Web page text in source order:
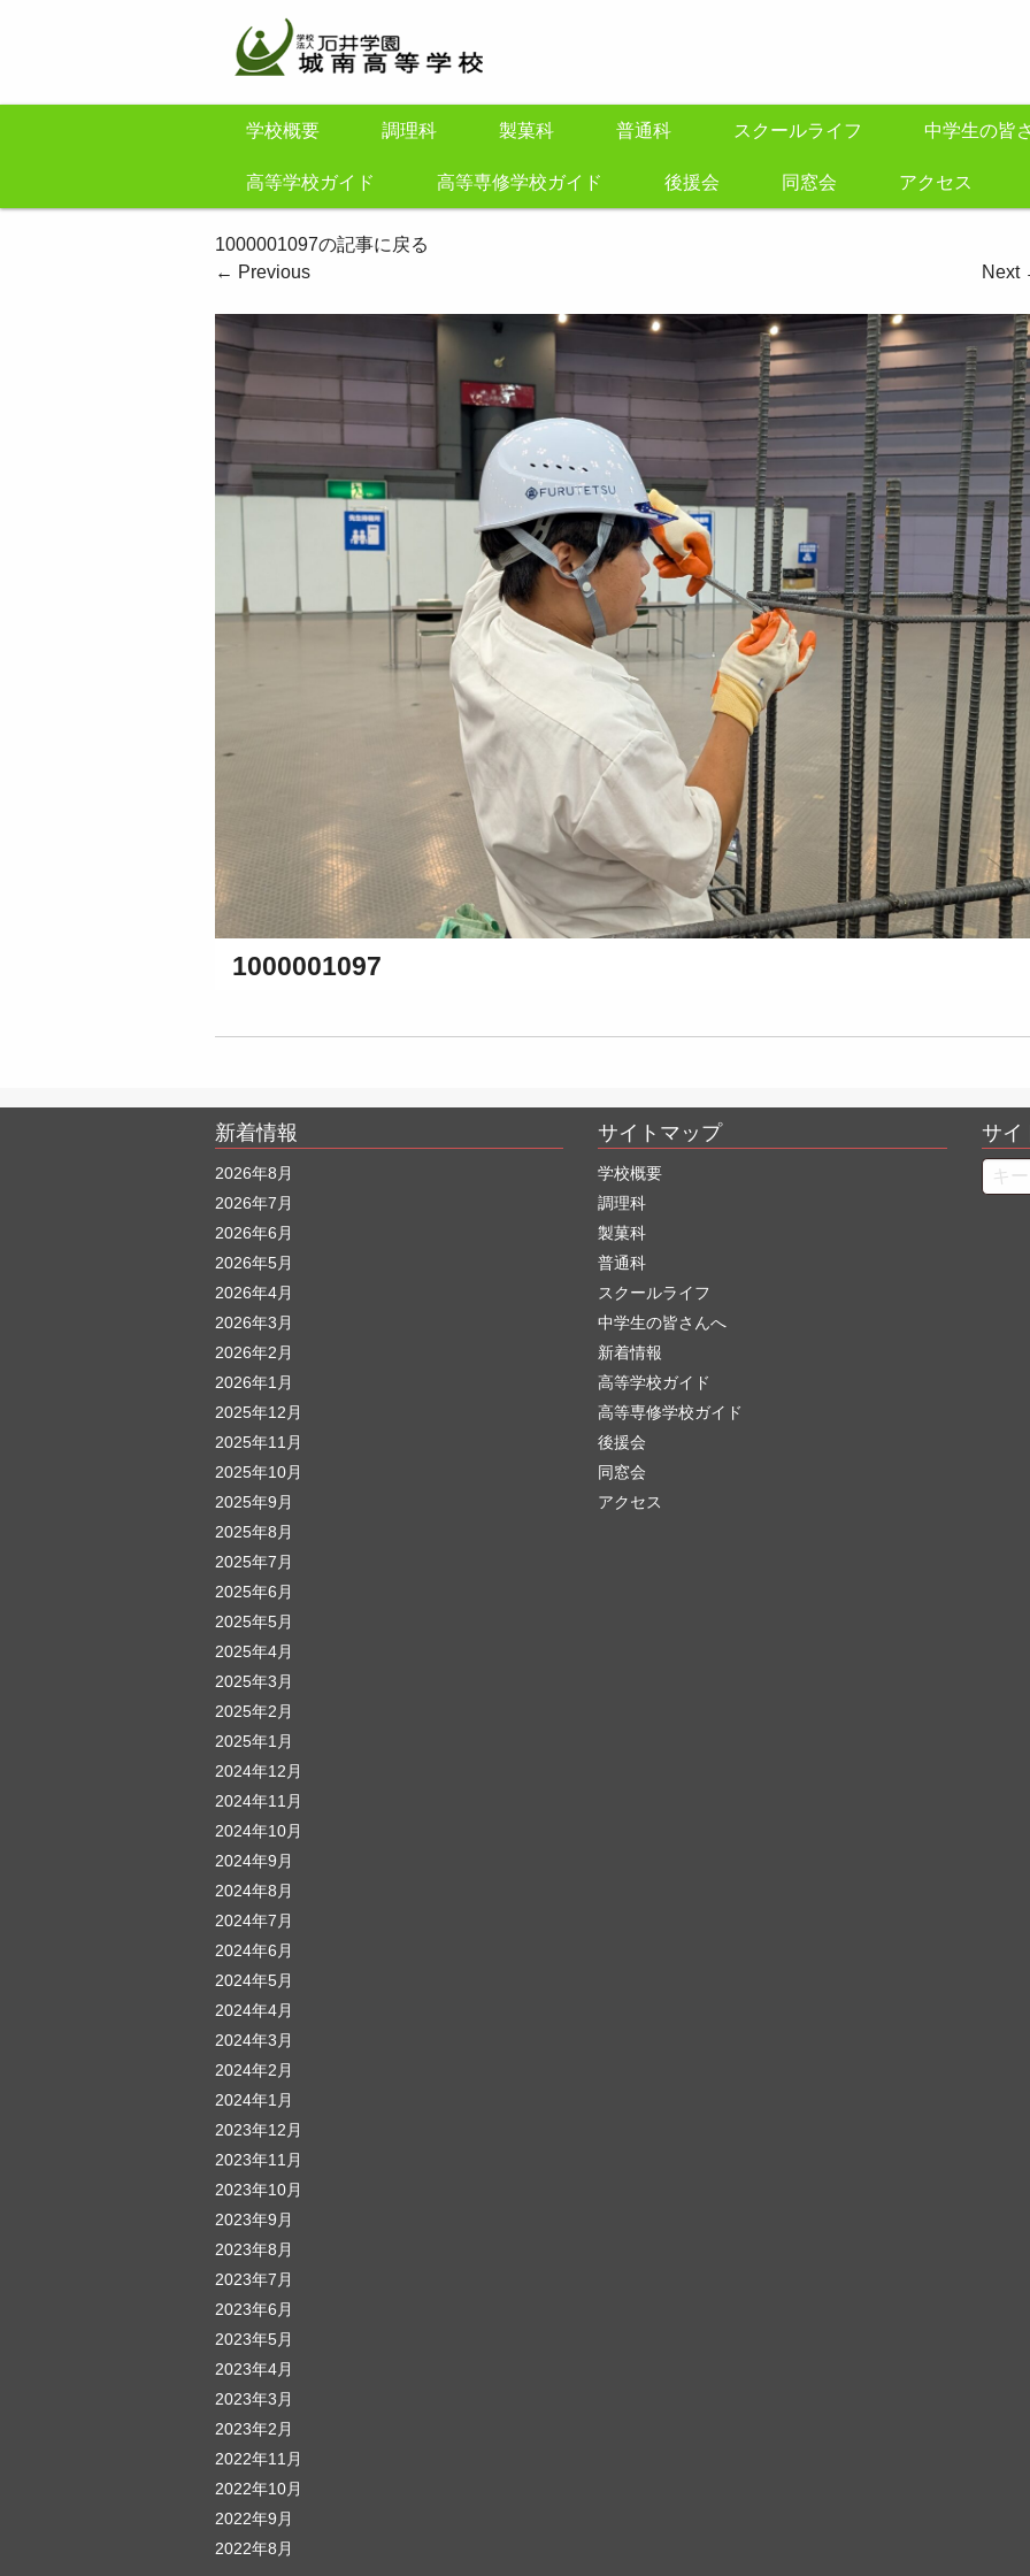
学校概要 調理科 製菓科 普通科 スクールライフ 中学生の皆
高等学校ガイド 高等専修学校ガイド 後援会 同窓会 アクセス
1000001097の記事に戻る
← Previous Next
1000001097
新着情報
2026年8月
2026年7月
2026年6月
2026年5月
2026年4月
2026年3月
2026年2月
2026年1月
2025年12月
2025年11月
2025年10月
2025年9月
2025年8月
2025年7月
2025年6月
2025年5月
2025年4月
2025年3月
2025年2月
2025年1月
2024年12月
2024年11月
2024年10月
2024年9月
2024年8月
2024年7月
2024年6月
2024年5月
2024年4月
2024年3月
2024年2月
2024年1月
2023年12月
2023年11月
2023年10月
2023年9月
2023年8月
2023年7月
2023年6月
2023年5月
2023年4月
2023年3月
2023年2月
2022年11月
2022年10月
2022年9月
2022年8月
サイトマップ
学校概要
調理科
製菓科
普通科
スクールライフ
中学生の皆さんへ
新着情報
高等学校ガイド
高等専修学校ガイド
後援会
同窓会
アクセス
サイ
Search